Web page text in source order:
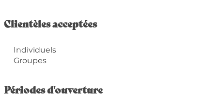
Clientèles acceptées
Individuels
Groupes
Périodes d'ouverture